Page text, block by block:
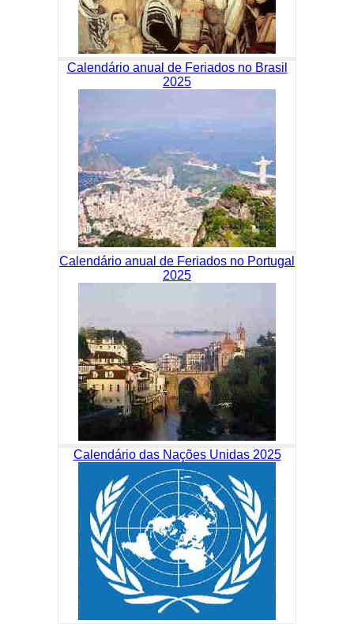
Calendário anual de Feriados no Brasil
2025
Calendário anual de Feriados no Portugal
2025
Calendário das Nações Unidas 2025